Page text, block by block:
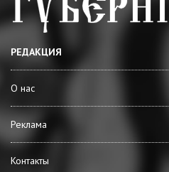
РЕДАКЦИЯ
О нас
Реклама
Контакты